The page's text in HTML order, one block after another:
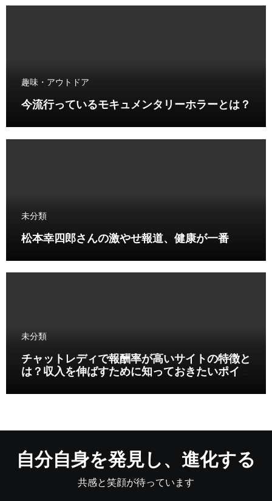
趣味・アウトドア
今流行っているモキュメンタリーホラーとは？
未分類
松本幸四郎さんの激やせ報道、健康が一番
未分類
チャットレディで報酬率が高いサイトの特徴と
は？収入を伸ばすために知っておきたいポイン
自分自身を発見し、進化する
共感と笑顔が待っています